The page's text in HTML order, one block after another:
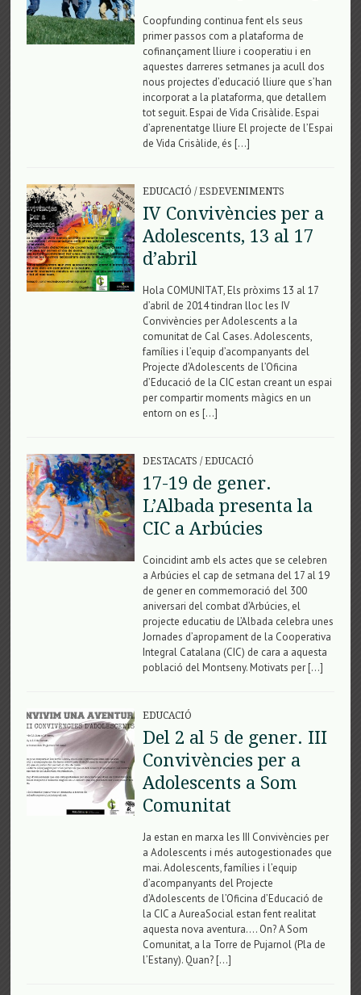
Coopfunding continua fent els seus
primer passos com a plataforma de
cofinançament lliure i cooperatiu i en
aquestes darreres setmanes ja acull dos
nous projectes d’educació lliure que s’han
incorporat a la plataforma, que detallem
tot seguit. Espai de Vida Crisàlide. Espai
d’aprenentatge lliure El projecte de l’Espai
de Vida Crisàlide, és […]
EDUCACIÓ /ESDEVENIMENTS
IV Convivències per a
Adolescents, 13 al 17
d’abril
Hola COMUNITAT, Els pròxims 13 al 17
d’abril de 2014 tindran lloc les IV
Convivències per Adolescents a la
comunitat de Cal Cases. Adolescents,
famílies i l’equip d’acompanyants del
Projecte d’Adolescents de l’Oficina
d’Educació de la CIC estan creant un espai
per compartir moments màgics en un
entorn on es […]
DESTACATS /EDUCACIÓ
17-19 de gener.
L’Albada presenta la
CIC a Arbúcies
Coincidint amb els actes que se celebren
a Arbúcies el cap de setmana del 17 al 19
de gener en commemoració del 300
aniversari del combat d’Arbúcies, el
projecte educatiu de L’Albada celebra unes
Jornades d’apropament de la Cooperativa
Integral Catalana (CIC) de cara a aquesta
població del Montseny. Motivats per […]
EDUCACIÓ
Del 2 al 5 de gener. III
Convivències per a
Adolescents a Som
Comunitat
Ja estan en marxa les III Convivències per
a Adolescents i més autogestionades que
mai. Adolescents, famílies i l’equip
d’acompanyants del Projecte
d’Adolescents de l’Oficina d’Educació de
la CIC a AureaSocial estan fent realitat
aquesta nova aventura…. On? A Som
Comunitat, a la Torre de Pujarnol (Pla de
l’Estany). Quan? […]